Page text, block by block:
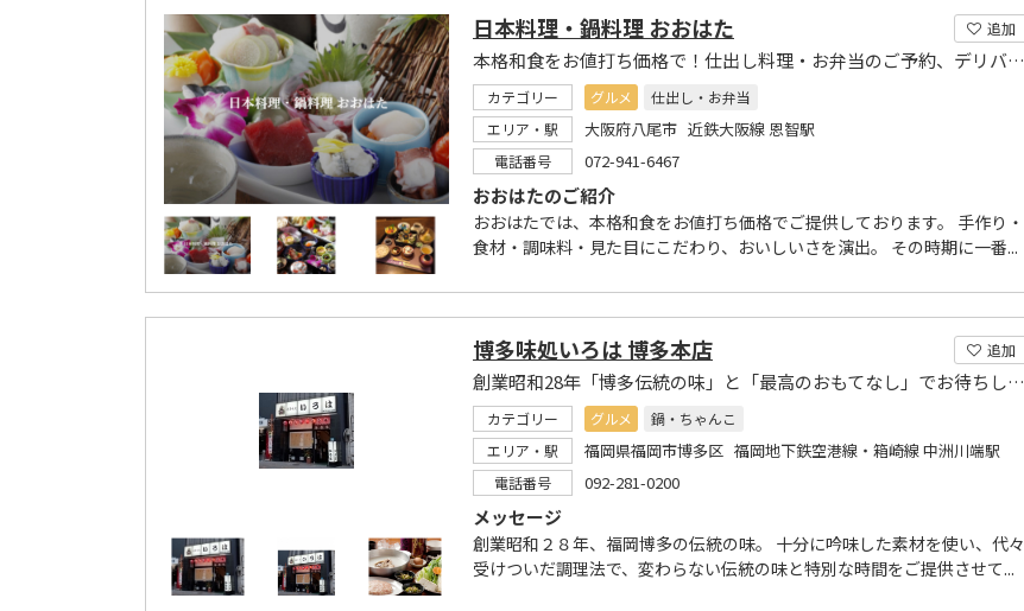
追加
日本料理・鍋料理 おおはた
本格和食をお値打ち価格で！仕出し料理・お弁当のご予約、デリバリー可能!
カテゴリー グルメ
仕出し・お弁当
エリア・駅
大阪府八尾市 近鉄大阪線 恩智駅
電話番号 072-941-6467
おおはたのご紹介
おおはたでは、本格和食をお値打ち価格でご提供しております。 手作り・
食材・調味料・見た目にこだわり、おいしいさを演出。 その時期に一番...
追加
博多味処いろは 博多本店
創業昭和28年「博多伝統の味」と「最高のおもてなし」でお待ちしております
カテゴリー グルメ
鍋・ちゃんこ
エリア・駅
福岡県福岡市博多区 福岡地下鉄空港線・箱崎線 中洲川端駅
電話番号 092-281-0200
メッセージ
創業昭和２８年、福岡博多の伝統の味。 十分に吟味した素材を使い、代々
受けついだ調理法で、変わらない伝統の味と特別な時間をご提供させて...